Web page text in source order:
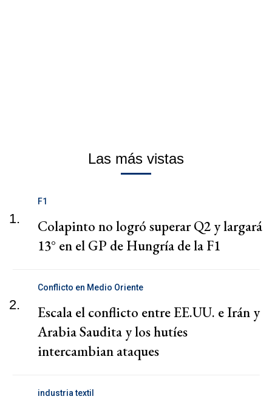
Las más vistas
1.
F1
Colapinto no logró superar Q2 y largará
13° en el GP de Hungría de la F1
2.
Conflicto en Medio Oriente
Escala el conflicto entre EE.UU. e Irán y
Arabia Saudita y los hutíes
intercambian ataques
industria textil